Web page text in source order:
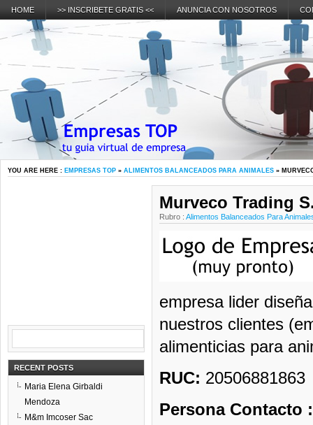
HOME >> INSCRIBETE GRATIS << ANUNCIA CON NOSOTROS
YOU ARE HERE : EMPRESAS TOP » ALIMENTOS BALANCEADOS PARA ANIMALES »
Murveco Trading
Rubro : Alimentos Balanceados Para
empresa lider
nuestros clientes
alimenticias para
RUC: 20506881863
Persona Contacto
RECENT POSTS
Maria Elena Girbaldi
Mendoza
M&m Imcoser Sac